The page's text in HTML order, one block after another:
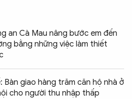
an Cà Mau nâng bước em đến
bằng những việc làm thiết
Bàn giao hàng trăm căn hộ nhà ở
cho người thu nhập thấp